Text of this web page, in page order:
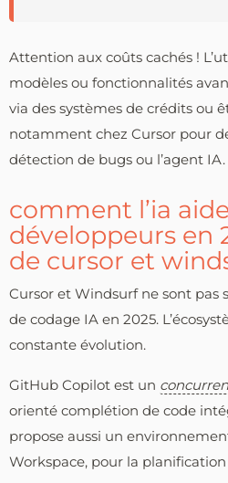
Attention aux coûts cachés !
modèles ou fonctionnalités
via des systèmes de crédits ou
notamment chez Cursor pour
détection de bugs ou l’agent IA.
comment l’ia
développeurs en
de cursor et
Cursor et Windsurf ne sont pas
de codage IA en 2025.
constante évolution.
GitHub Copilot est un
orienté complétion de code
propose aussi un
Workspace, pour la